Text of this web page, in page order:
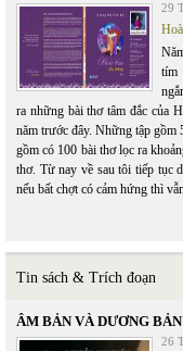
29
tím
ra những bài thơ tâm đắc của
năm trước đây. Những tập gồm
gồm có 100 bài thơ lọc ra
thơ. Từ nay về sau tôi tiếp tục
nếu bất chợt có cảm hứng thì
Tin sách & Trích đoạn
ÂM BẢN VÀ DƯƠNG
26